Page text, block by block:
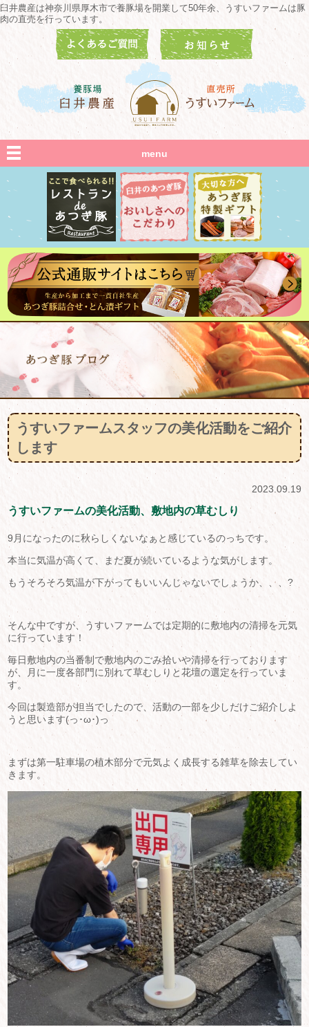
臼井農産は神奈川県厚木市で養豚場を開業して50年余、うすいファームは豚
肉の直売を行っています。
menu
うすいファームスタッフの美化活動をご紹介
します
2023.09.19
うすいファームの美化活動、敷地内の草むしり
9月になったのに秋らしくないなぁと感じているのっちです。
本当に気温が高くて、まだ夏が続いているような気がします。
もうそろそろ気温が下がってもいいんじゃないでしょうか、、、?
そんな中ですが、うすいファームでは定期的に敷地内の清掃を元気
に行っています！
毎日敷地内の当番制で敷地内のごみ拾いや清掃を行っております
が、月に一度各部門に別れて草むしりと花壇の選定を行っていま
す。
今回は製造部が担当でしたので、活動の一部を少しだけご紹介しよ
うと思います(っ･ω･)っ
まずは第一駐車場の植木部分で元気よく成長する雑草を除去してい
きます。